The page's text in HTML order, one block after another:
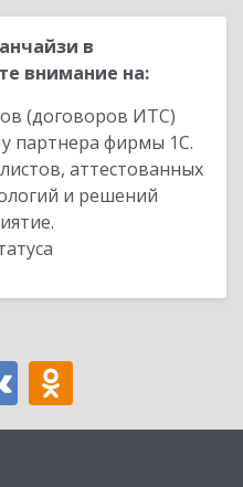
в
внимание на:
(договоров ИТС)
партнера фирмы 1С.
аттестованных
и решений